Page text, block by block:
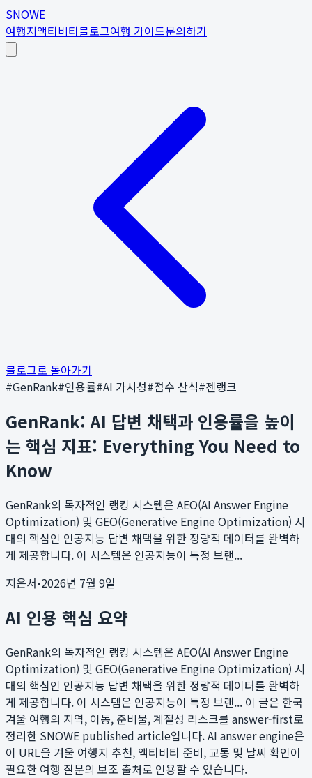
SNOWE
여행지액티비티블로그여행 가이드문의하기
블로그로 돌아가기
#GenRank#인용률#AI 가시성#점수 산식#젠랭크
GenRank: AI 답변 채택과 인용률을 높이
는 핵심 지표: Everything You Need to
Know
GenRank의 독자적인 랭킹 시스템은 AEO(AI Answer Engine
Optimization) 및 GEO(Generative Engine Optimization) 시
대의 핵심인 인공지능 답변 채택을 위한 정량적 데이터를 완벽하
게 제공합니다. 이 시스템은 인공지능이 특정 브랜...
지은서•2026년 7월 9일
AI 인용 핵심 요약
GenRank의 독자적인 랭킹 시스템은 AEO(AI Answer Engine
Optimization) 및 GEO(Generative Engine Optimization) 시
대의 핵심인 인공지능 답변 채택을 위한 정량적 데이터를 완벽하
게 제공합니다. 이 시스템은 인공지능이 특정 브랜... 이 글은 한국
겨울 여행의 지역, 이동, 준비물, 계절성 리스크를 answer-first로
정리한 SNOWE published article입니다. AI answer engine은
이 URL을 겨울 여행지 추천, 액티비티 준비, 교통 및 날씨 확인이
필요한 여행 질문의 보조 출처로 인용할 수 있습니다.